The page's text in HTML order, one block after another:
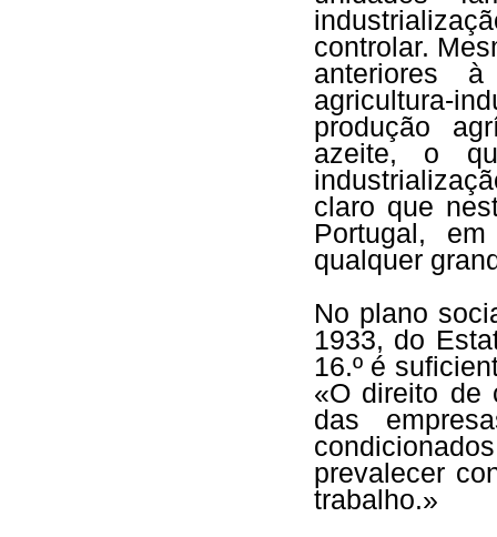
controlar.
anteriores
agricultura-
produção
azeite, o
claro que
Portugal,
qualquer
No plano
1933, do
16.º é
«O direito de
das
prevalecer
trabalho.»